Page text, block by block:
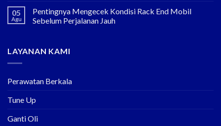
05
Agu
Pentingnya Mengecek Kondisi Rack End Mobil
Sebelum Perjalanan Jauh
LAYANAN KAMI
Perawatan Berkala
Tune Up
Ganti Oli